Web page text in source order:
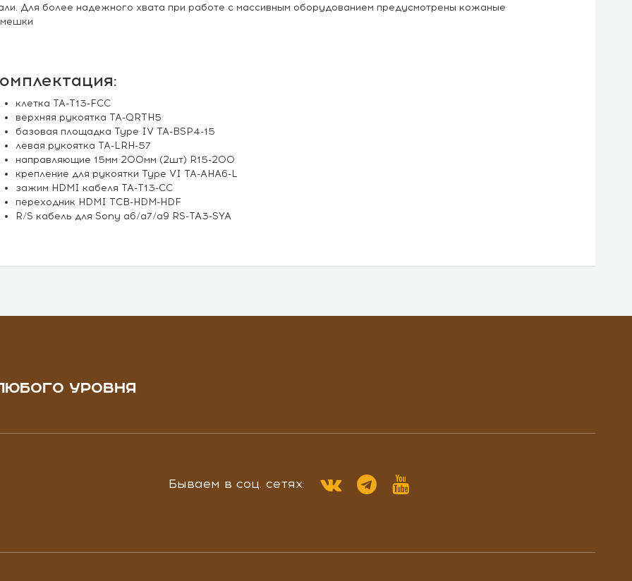
Для более надежного хвата при работе с массивным оборудованием предусмотрены кожаные
клетка TA-T13-FCC
верхняя рукоятка TA-QRTH5
базовая площадка Type IV TA-BSP4-15
левая рукоятка TA-LRH-57
направляющие 15мм 200мм (2шт) R15-200
крепление для рукоятки Type VI TA-AHA6-L
зажим HDMI кабеля TA-T13-CC
переходник HDMI TCB-HDM-HDF
R/S кабель для Sony a6/a7/a9 RS-TA3-SYA
УРОВНЯ
Бываем в соц. сетях: